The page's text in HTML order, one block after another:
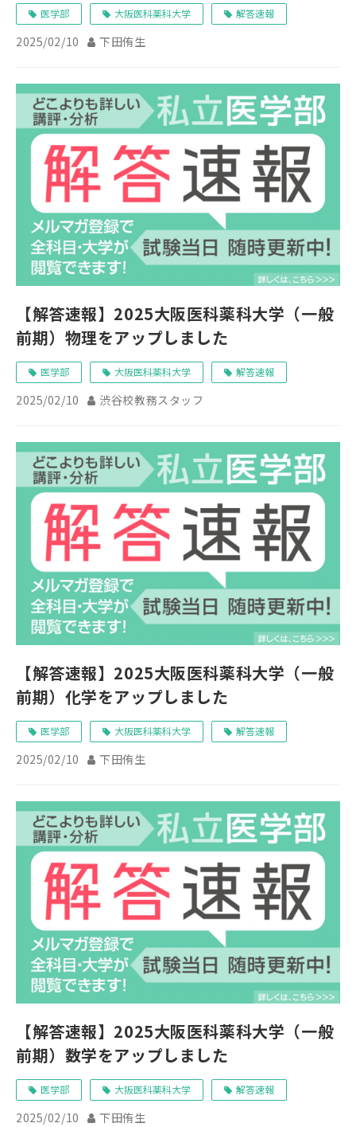
医学部 大阪医科薬科大学 解答速報
2025/02/10 下田侑生
【解答速報】2025大阪医科薬科大学（一般
前期）物理をアップしました
医学部 大阪医科薬科大学 解答速報
2025/02/10 渋谷校教務スタッフ
【解答速報】2025大阪医科薬科大学（一般
前期）化学をアップしました
医学部 大阪医科薬科大学 解答速報
2025/02/10 下田侑生
【解答速報】2025大阪医科薬科大学（一般
前期）数学をアップしました
医学部 大阪医科薬科大学 解答速報
2025/02/10 下田侑生